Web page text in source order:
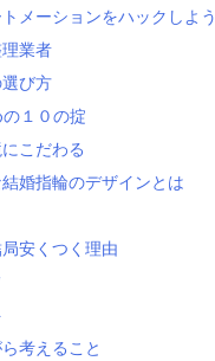
メーションをハックしよう
業者
び方
１０の掟
こだわる
婚指輪のデザインとは
安くつく理由
考えること